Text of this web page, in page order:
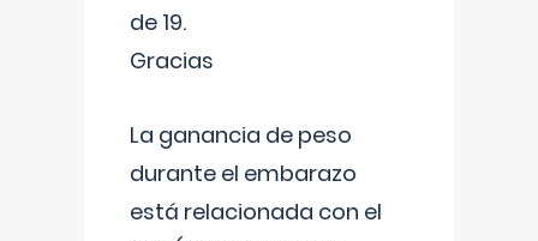
de 19.
Gracias
La ganancia de peso
durante el embarazo
está relacionada con el